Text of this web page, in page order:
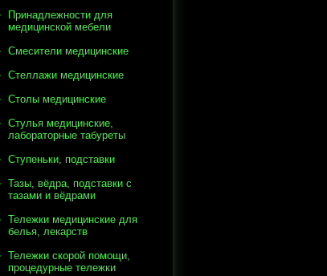
Принадлежности для
медицинской мебели
Смесители медицинские
Стеллажи медицинские
Столы медицинские
Стулья медицинские,
лабораторные табуреты
Ступеньки, подставки
Тазы, вёдра, подставки с
тазами и вёдрами
Тележки медицинские для
белья, лекарств
Тележки скорой помощи,
процедурные тележки